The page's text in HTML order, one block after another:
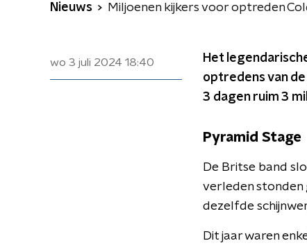
Nieuws Miljoenen kijkers voor optreden
wo 3 juli 2024 18:40
Het
optredens van
3 dagen ruim 3
Pyramid Stage
De Britse band
verleden stonden
dezelfde
Dit jaar waren